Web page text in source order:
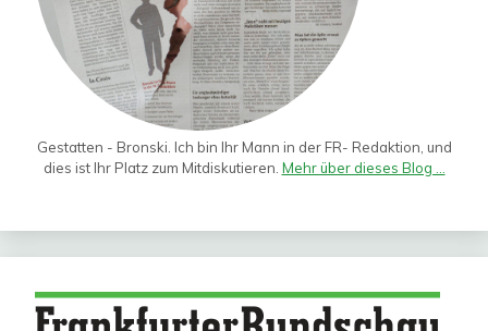
Gestatten - Bronski. Ich bin Ihr Mann in der FR- Redaktion, und
dies ist Ihr Platz zum Mitdiskutieren. Mehr über dieses Blog ...